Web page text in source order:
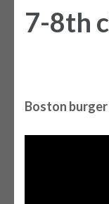
7-8th
Boston